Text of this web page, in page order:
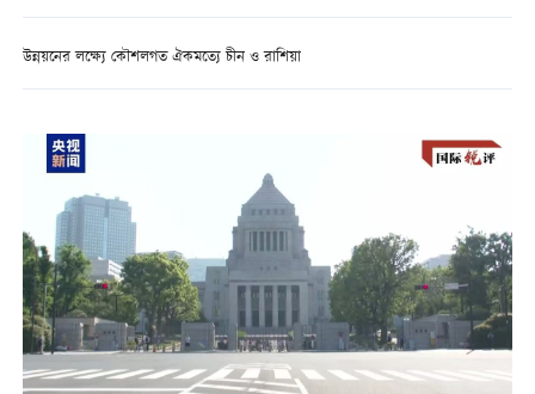
উন্নয়নের লক্ষ্যে কৌশলগত ঐকমত্যে চীন ও রাশিয়া